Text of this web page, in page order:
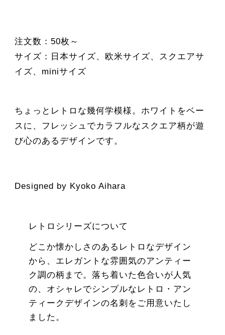
注文数：50枚～
サイズ：日本サイズ、欧米サイズ、スクエアサ
イズ、miniサイズ
ちょっとレトロな幾何学模様。ホワイトをベー
スに、フレッシュでカラフルなスクエア柄が遊
び心のあるデザインです。
Designed by Kyoko Aihara
レトロシリーズについて
どこか懐かしさのあるレトロなデザイン
から、エレガントな雰囲気のアンティー
ク調の柄まで。落ち着いた色合いが人気
の、オシャレでシンプルなレトロ・アン
ティークデザインの名刺をご用意いたし
ました。